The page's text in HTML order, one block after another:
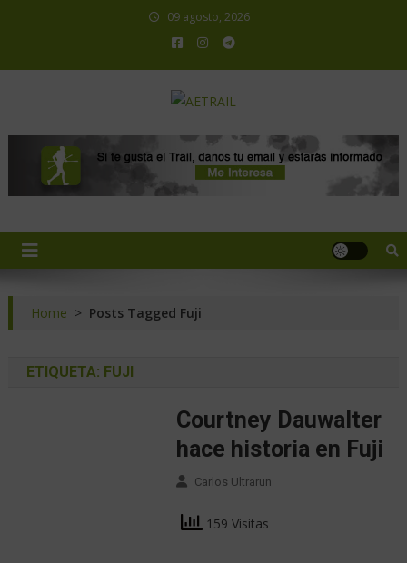
09 agosto, 2026
Home > Posts Tagged Fuji
ETIQUETA: FUJI
Courtney Dauwalter
hace historia en Fuji
Carlos Ultrarun
159 Visitas